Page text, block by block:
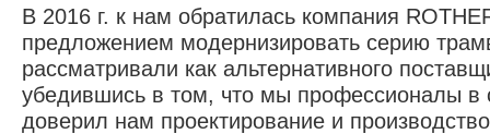
В 2016 г. к нам обратилась компания
предложением модернизировать серию
рассматривали как альтернативного
убедившись в том, что мы профессионалы в
доверил нам проектирование и